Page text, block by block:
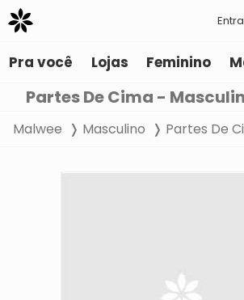
Pra você Lojas Feminino
Partes De Cima -
Malwee Masculino Partes De